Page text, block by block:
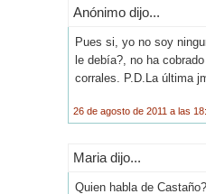
Anónimo dijo...
Pues si, yo no soy
le debía?, no ha
corrales. P.D.La última
26 de agosto de 2011 a las
Maria dijo...
Quien habla de Castaño?